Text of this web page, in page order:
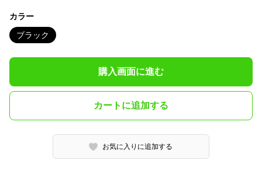
カラー
ブラック
購入画面に進む
カートに追加する
お気に入りに追加する